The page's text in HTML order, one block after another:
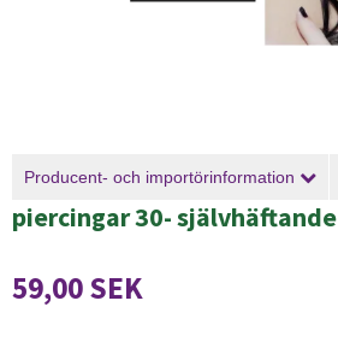
Producent- och importörinformation
piercingar 30- självhäftande
59,00 SEK